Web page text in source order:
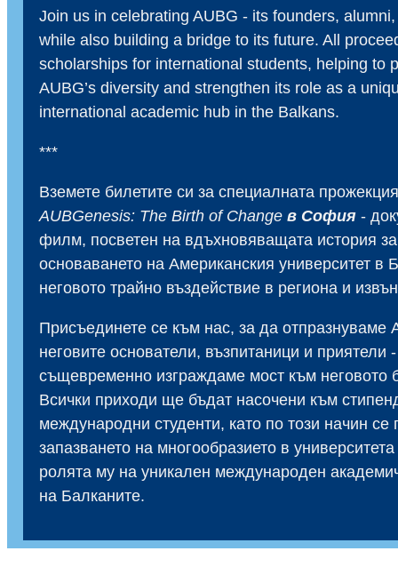
Join us in celebrating AUBG - its founders,
while also building a bridge to its future. All
scholarships for international students, helping to
AUBG’s diversity and strengthen its role as a
international academic hub in the Balkans.
***
Вземете билетите си за специалната
AUBGenesis: The Birth of Change в София -
филм, посветен на вдъхновяващата история за
основаването на Американския университет в
неговото трайно въздействие в региона и
Присъединете се към нас, за да отпразнуваме
неговите основатели, възпитаници и приятели -
същевременно изграждаме мост към неговото
Всички приходи ще бъдат насочени към
международни студенти, като по този начин се
запазването на многообразието в
ролята му на уникален международен
на Балканите.